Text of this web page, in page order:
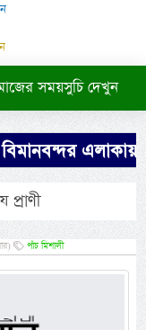
সময়সুচি দেখুন
এলাকায়
পাঁচ মিশালী